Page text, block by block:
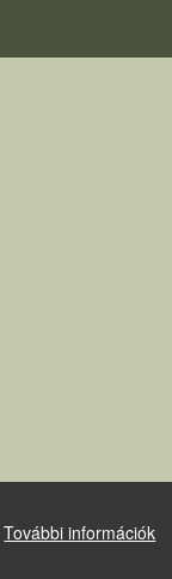
További információk